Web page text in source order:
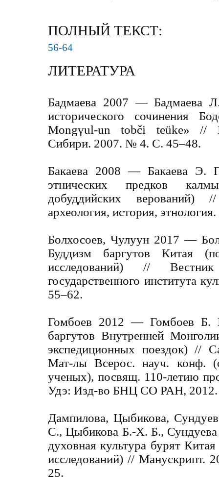
ПОЛНЫЙ ТЕКСТ:
56-64
ЛИТЕРАТУРА
Бадмаева 2007 — Бадмаева
исторического сочинения
Mongүul-un tobči teüke» //
Сибири. 2007. № 4. С. 45–48.
Бакаева 2008 — Бакаева Э.
этнических предков
добуддийских верований)
археология, история,
Болхосоев, Чулуун 2017 —
Буддизм баргутов Китая
исследований) // Вестник
государственного института
55–62.
Гомбоев 2012 — Гомбоев Б.
баргутов Внутренней
экспедиционных поездок) //
Мат-лы Всерос. науч. конф.
ученых), посвящ. 110-летию
Удэ: Изд-во БНЦ СО РАН, 2012.
Дампилова, Цыбикова,
С., Цыбикова Б.-Х. Б.,
духовная культура бурят
исследований) //
25.